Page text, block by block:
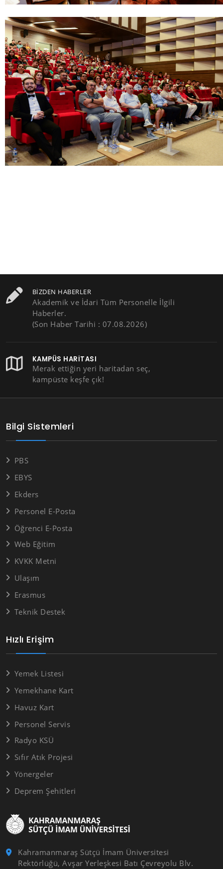
BIZDEN HABERLER
Akademik ve İdari Tüm Personelle İlgili
Haberler.
(Son Haber Tarihi : 07.08.2026)
KAMPÜS HARITASI
Merak ettiğin yeri haritadan seç,
kampüste keşfe çık!
Kahramanmaraş Sütçü İmam Üniversitesi
Rektörlüğü, Avşar Yerleşkesi Batı Çevreyolu Blv.
Hızlı Erişim
Yemek Listesi
Yemekhane Kart
Havuz Kart
Personel Servis
Radyo KSÜ
Sıfır Atık Projesi
Yönergeler
Deprem Şehitleri
Bilgi Sistemleri
PBS
EBYS
Ekders
Personel E-Posta
Öğrenci E-Posta
Web Eğitim
KVKK Metni
Ulaşım
Erasmus
Teknik Destek